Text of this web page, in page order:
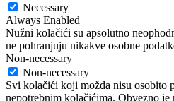
Necessary
Always Enabled
Nužni kolačići su apsolutno
ne pohranjuju nikakve osobne
Non-necessary
Non-necessary
Svi kolačići koji možda nisu osobito
nepotrebnim kolačićima. Obvezno